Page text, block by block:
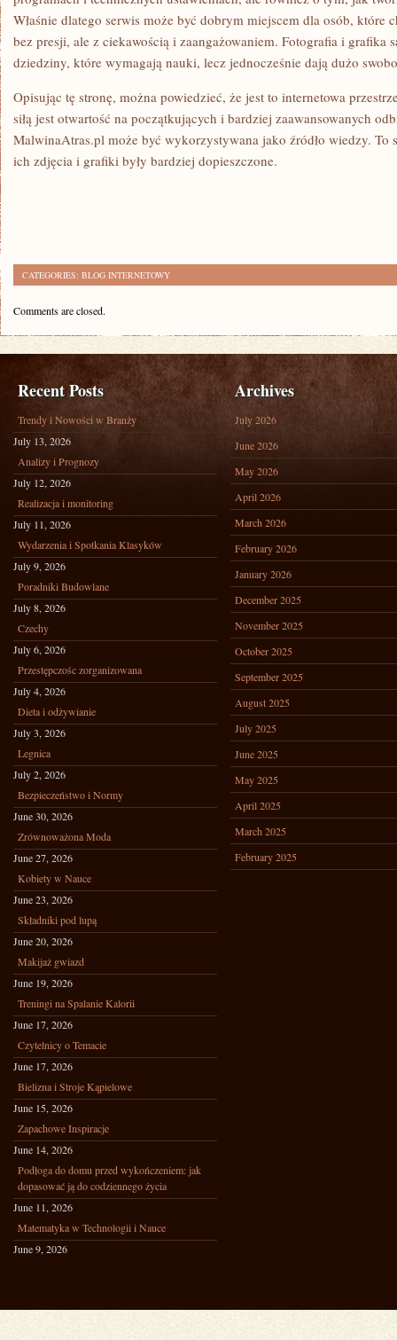
Właśnie dlatego serwis może być dobrym miejscem dla osób, które
bez presji, ale z ciekawością i zaangażowaniem. Fotografia i grafika
dziedziny, które wymagają nauki, lecz jednocześnie dają dużo
Opisując tę stronę, można powiedzieć, że jest to internetowa
siłą jest otwartość na początkujących i bardziej zaawansowanych
MalwinaAtras.pl może być wykorzystywana jako źródło wiedzy. To
ich zdjęcia i grafiki były bardziej dopieszczone.
CATEGORIES: BLOG INTERNETOWY
Comments are closed.
Recent Posts
Trendy i Nowości w Branży
July 13, 2026
Analizy i Prognozy
July 12, 2026
Realizacja i monitoring
July 11, 2026
Wydarzenia i Spotkania Klasyków
July 9, 2026
Poradniki Budowlane
July 8, 2026
Czechy
July 6, 2026
Przestępczośc zorganizowana
July 4, 2026
Dieta i odżywianie
July 3, 2026
Legnica
July 2, 2026
Bezpieczeństwo i Normy
June 30, 2026
Zrównoważona Moda
June 27, 2026
Kobiety w Nauce
June 23, 2026
Składniki pod lupą
June 20, 2026
Makijaż gwiazd
June 19, 2026
Treningi na Spalanie Kalorii
June 17, 2026
Czytelnicy o Temacie
June 17, 2026
Bielizna i Stroje Kąpielowe
June 15, 2026
Zapachowe Inspiracje
June 14, 2026
Podłoga do domu przed wykończeniem: jak
dopasować ją do codziennego życia
June 11, 2026
Matematyka w Technologii i Nauce
June 9, 2026
Archives
July 2026
June 2026
May 2026
April 2026
March 2026
February 2026
January 2026
December 2025
November 2025
October 2025
September 2025
August 2025
July 2025
June 2025
May 2025
April 2025
March 2025
February 2025